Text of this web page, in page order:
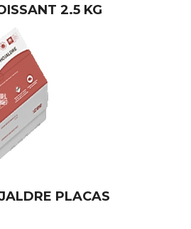
2.5 KG
PLACAS